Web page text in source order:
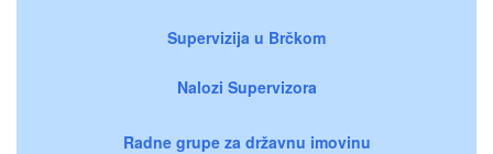
Supervizija u Brčkom
Nalozi Supervizora
Radne grupe za državnu imovinu